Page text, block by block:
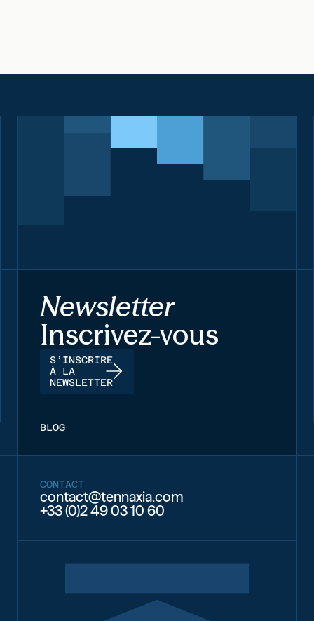
Newsletter
Inscrivez-vous
S’INSCRIRE
À LA
NEWSLETTER
BLOG
CONTACT
contact@tennaxia.com
+33 (0)2 49 03 10 60